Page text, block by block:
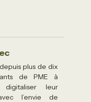
plus de dix
de PME à
leur
l’envie de